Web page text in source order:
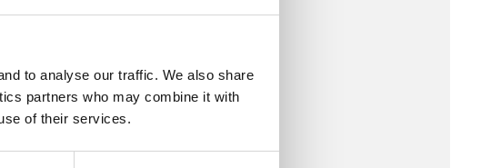
to analyse our traffic. We also share
partners who may combine it with
of their services.